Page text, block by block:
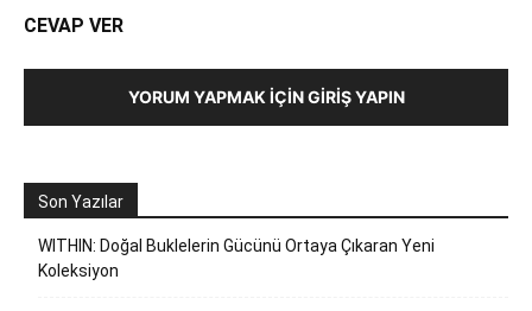
CEVAP VER
YORUM YAPMAK İÇIN GIRIŞ YAPIN
Son Yazılar
WITHIN: Doğal Buklelerin Gücünü Ortaya Çıkaran Yeni
Koleksiyon